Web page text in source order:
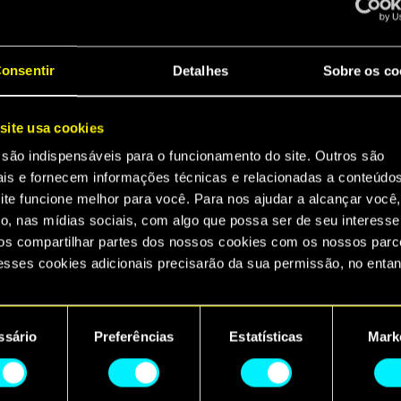
Detalhes Sobre os
usa cookies
indispensáveis para o funcionamento do site. Outros são
e fornecem informações técnicas e relacionadas a
funcione melhor para você. Para nos ajudar a alcançar
nas mídias sociais, com algo que possa ser de seu
compartilhar partes dos nossos cookies com os nossos
cookies adicionais precisarão da sua permissão, no
todos os detalhes sobre o uso de cookies e poderá
no menu "Configurações" abaixo.
Preferências Estatísticas
dorme! E para te ajudar a se manter alerta,
com aMADRINAS
2077 Limited Edition Collector's Box foi
melhorias cibernéticas e com credibilidade
chocolate branco unido ao clássico Mocha Cold
terá resistência para encarar qualquer trabalho!
e explore Night City com esta bebida de ponta.
Collector's Box inclui:
café instantâneo White Chocolate Mocha Cold Brew
exclusiva de Cyberpunk 2077